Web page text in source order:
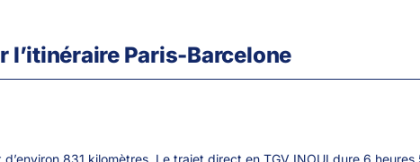
l’itinéraire Paris-Barcelone
831 kilomètres. Le trajet direct en TGV INOUI dure 6